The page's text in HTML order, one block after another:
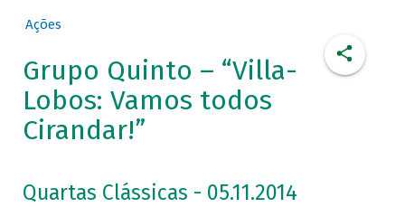
Ações
Grupo Quinto – “Villa-
Lobos: Vamos todos
Cirandar!”
Quartas Clássicas - 05.11.2014